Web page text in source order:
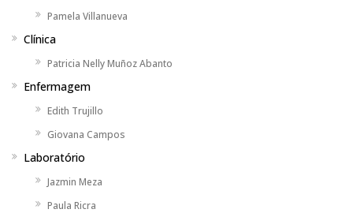
Pamela Villanueva
Clínica
Patricia Nelly Muñoz Abanto
Enfermagem
Edith Trujillo
Giovana Campos
Laboratório
Jazmin Meza
Paula Ricra